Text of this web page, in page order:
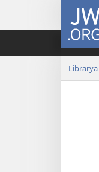
JW.ORG
Librarya